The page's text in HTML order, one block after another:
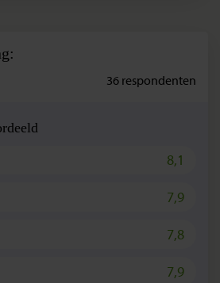
36 respondenten
8,1
7,9
7,8
7,9